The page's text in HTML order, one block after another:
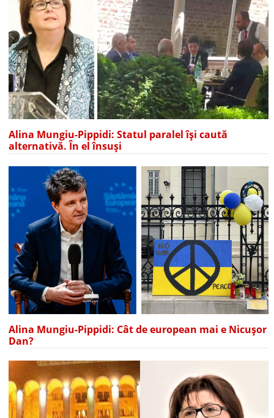
Alina Mungiu-Pippidi: Statul paralel își caută
alternativă. În el însuși
Alina Mungiu-Pippidi: Cât de european mai e Nicușor
Dan?